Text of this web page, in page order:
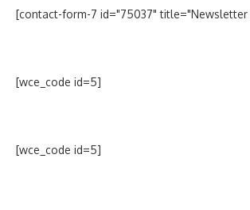
[contact-form-7 id="75037" title="Newsletter
[wce_code id=5]
[wce_code id=5]